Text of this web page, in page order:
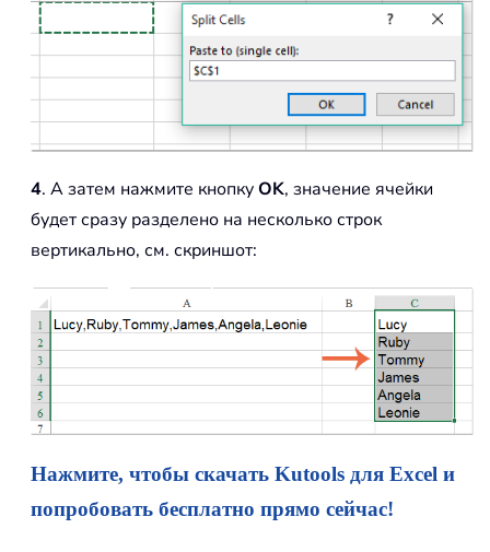
4. А затем нажмите кнопкуOK, значение ячейки
будет сразу разделено на несколько строк
вертикально, см. скриншот:
Нажмите, чтобы скачать Kutools для Excel и
попробовать бесплатно прямо сейчас!